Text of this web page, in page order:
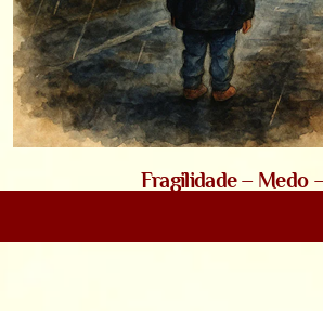
Fragilidade – Medo